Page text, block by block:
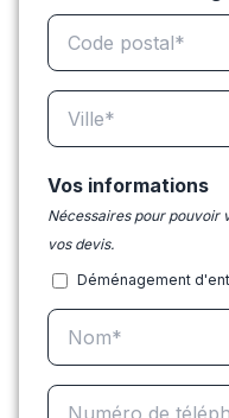
Vos informations
Nécessaires pour pouvoir
vos devis.
Déménagement